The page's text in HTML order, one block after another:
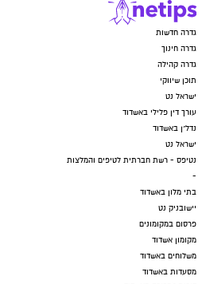
גדרה חדשות
גדרה חינוך
גדרה קהילה
תוכן שיווקי
ישראל נט
עורך דין פלילי באשדוד
נדל"ן באשדוד
ישראל נט
נטיפס - רשת חברתית לטיפים והמלצות
-
בתי מלון באשדוד
יישובניק נט
פרסום במקומונים
מקומון אשדוד
משלוחים באשדוד
מסעדות באשדוד